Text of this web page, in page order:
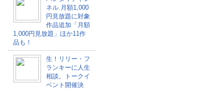
ネル.月額1,000
円見放題に対象
作品追加「月額
1,000円見放題」ほか11作
品も！
生！リリー・フ
ランキーに人生
相談。トークイ
ベント開催決